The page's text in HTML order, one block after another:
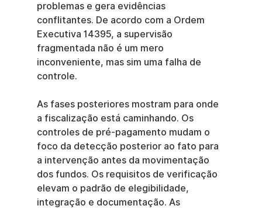
problemas e gera evidências
conflitantes. De acordo com a Ordem
Executiva 14395, a supervisão
fragmentada não é um mero
inconveniente, mas sim uma falha de
controle.
As fases posteriores mostram para onde
a fiscalização está caminhando. Os
controles de pré-pagamento mudam o
foco da detecção posterior ao fato para
a intervenção antes da movimentação
dos fundos. Os requisitos de verificação
elevam o padrão de elegibilidade,
integração e documentação. As